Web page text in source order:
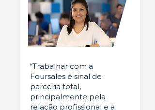
“Trabalhar com a
Foursales é sinal de
parceria total,
principalmente pela
relação profissional e a